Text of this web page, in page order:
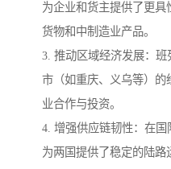
为企业和货主提供了更
货物和中制造业产品。
3. 推动区域经济发展：
市（如重庆、义乌等）
业合作与投资。
4. 增强供应链韧性：在国
为两国提供了稳定的陆